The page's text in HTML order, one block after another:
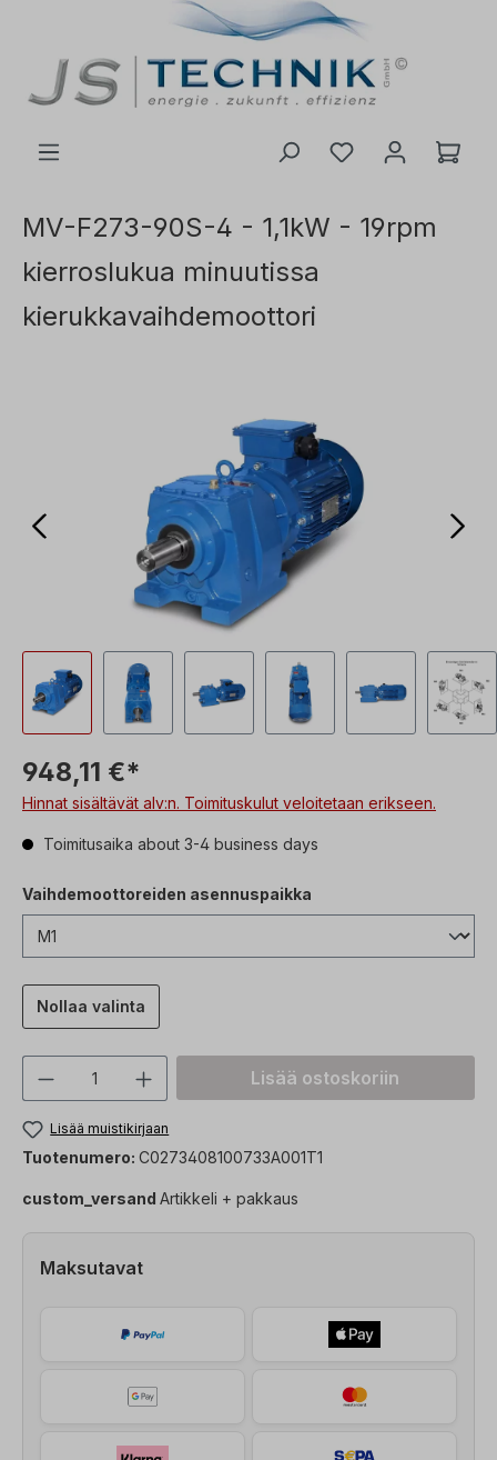
MV-F273-90S-4 - 1,1kW - 19rpm
kierroslukua minuutissa
kierukkavaihdemoottori
948,11 €*
Hinnat sisältävät alv:n. Toimituskulut veloitetaan erikseen.
Toimitusaika about 3-4 business days
Vaihdemoottoreiden asennuspaikka
Nollaa valinta
Tuotteen määrä: Syötä haluttu arvo tai
Lisää ostoskoriin
Lisää muistikirjaan
Tuotenumero: C0273408100733A001T1
custom_versand Artikkeli + pakkaus
Maksutavat